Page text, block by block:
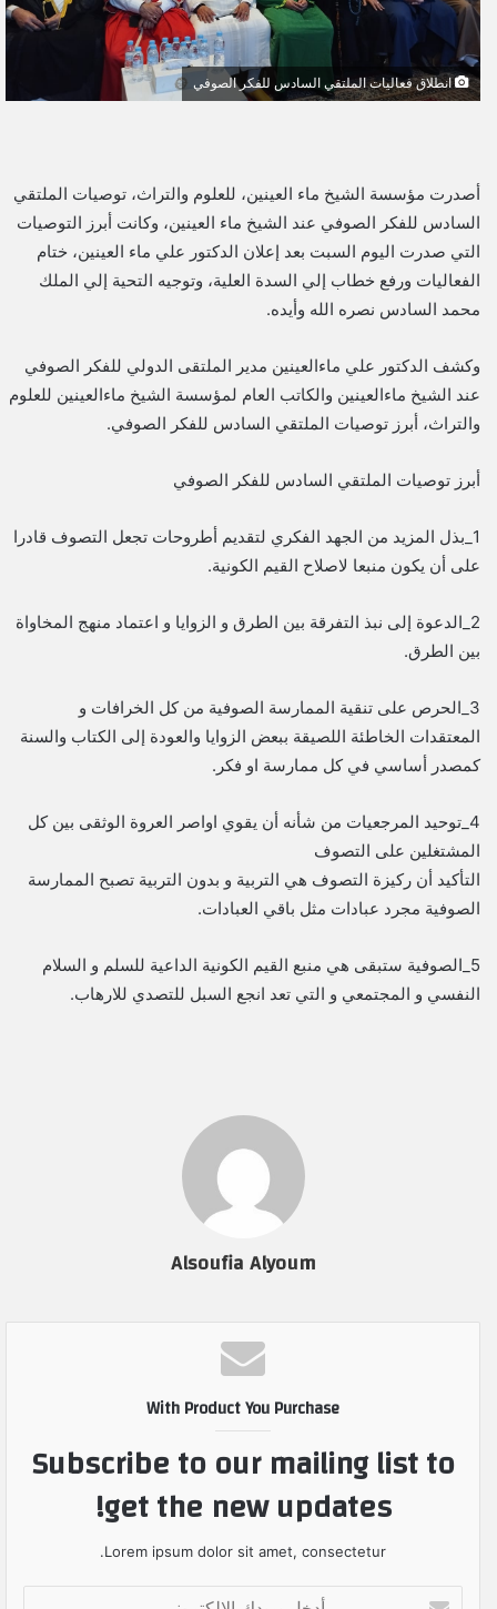
ت
و
انطلاق فعاليات الملتقي السادس للفكر الصوفي
أصدرت مؤسسة الشيخ ماء العينين، للعلوم والتراث، توصيات الملتقي
السادس للفكر الصوفي عند الشيخ ماء العينين، وكانت أبرز التوصيات
التي صدرت اليوم السبت بعد إعلان الدكتور علي ماء العينين، ختام
الفعاليات ورفع خطاب إلي السدة العلية، وتوجيه التحية إلي الملك
محمد السادس نصره الله وأيده.
وكشف الدكتور علي ماءالعينين مدير الملتقى الدولي للفكر الصوفي
عند الشيخ ماءالعينين والكاتب العام لمؤسسة الشيخ ماءالعينين للعلوم
والتراث، أبرز توصيات الملتقي السادس للفكر الصوفي.
أبرز توصيات الملتقي السادس للفكر الصوفي
1_بذل المزيد من الجهد الفكري لتقديم أطروحات تجعل التصوف قادرا
على أن يكون منبعا لاصلاح القيم الكونية.
2_الدعوة إلى نبذ التفرقة بين الطرق و الزوايا و اعتماد منهج المخاواة
بين الطرق.
3_الحرص على تنقية الممارسة الصوفية من كل الخرافات و
المعتقدات الخاطئة اللصيقة ببعض الزوايا والعودة إلى الكتاب والسنة
كمصدر أساسي في كل ممارسة او فكر.
4_توحيد المرجعيات من شأنه أن يقوي اواصر العروة الوثقى بين كل
المشتغلين على التصوف
التأكيد أن ركيزة التصوف هي التربية و بدون التربية تصبح الممارسة
الصوفية مجرد عبادات مثل باقي العبادات.
5_الصوفية ستبقى هي منبع القيم الكونية الداعية للسلم و السلام
النفسي و المجتمعي و التي تعد انجع السبل للتصدي للارهاب.
Alsoufia Alyoum
With Product You Purchase
Subscribe to our mailing list to
get the new updates!
Lorem ipsum dolor sit amet, consectetur.